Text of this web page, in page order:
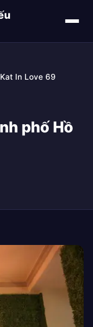
Kat In Love 69
phố Hồ